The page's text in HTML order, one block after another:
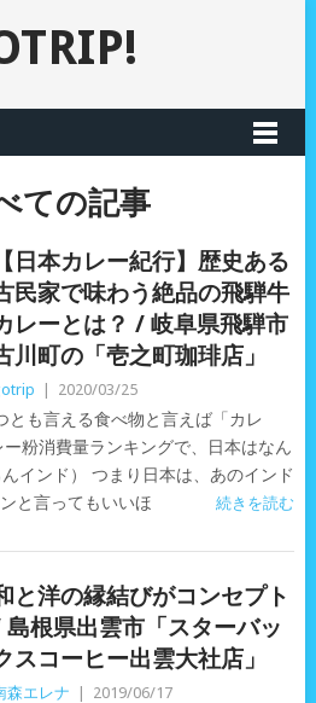
ての記事
【日本カレー紀行】歴史ある
民家で味わう絶品の飛騨牛
レーとは？ / 岐阜県飛騨市
川町の「壱之町珈琲店」
2020/03/25
とも言える食べ物と言えば「カレ
粉消費量ランキングで、日本はなん
インド） つまり日本は、あのインド
と言ってもいいほ
続きを読む
と洋の縁結びがコンセプト
根県出雲市「スターバッ
スコーヒー出雲大社店」
森エレナ 2019/06/17